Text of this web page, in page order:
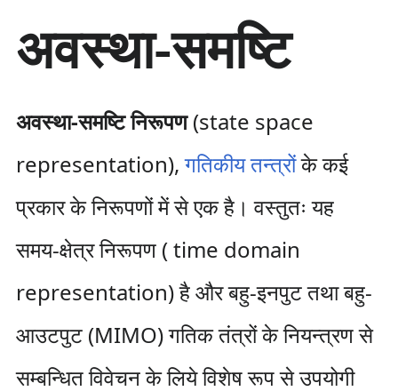
ग्री
एँ
अवस्था-समष्टि
अवस्था-समष्टि निरूपण(state space
representation),गतिकीय तन्त्रोंके कई
प्रकार के निरूपणों में से एक है। वस्तुतः यह
समय-क्षेत्र निरूपण ( time domain
representation) है और बहु-इनपुट तथा बहु-
आउटपुट (MIMO) गतिक तंत्रों के नियन्त्रण से
सम्बन्धित विवेचन के लिये विशेष रूप से उपयोगी